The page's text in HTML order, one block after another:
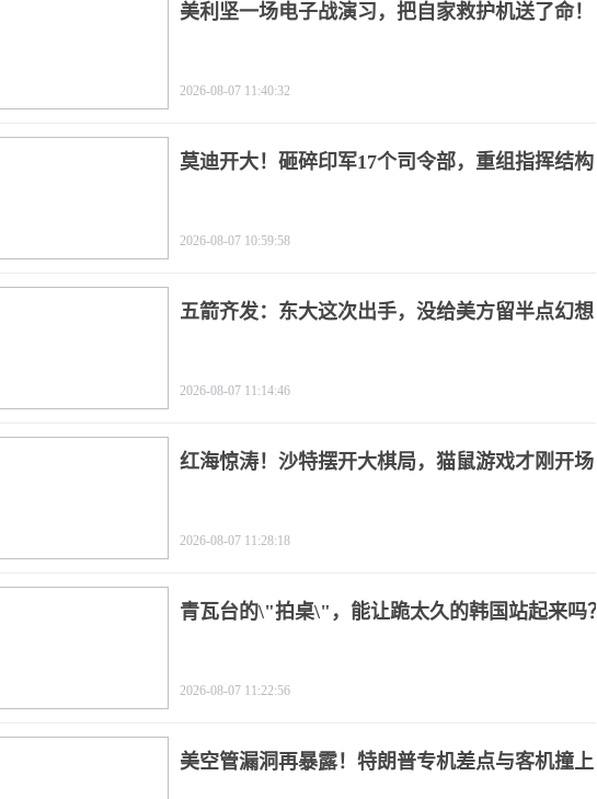
美利坚一场电子战演习，把自家救护机送了命！
2026-08-07 11:40:32
莫迪开大！砸碎印军17个司令部，重组指挥结构
2026-08-07 10:59:58
五箭齐发：东大这次出手，没给美方留半点幻想
2026-08-07 11:14:46
红海惊涛！沙特摆开大棋局，猫鼠游戏才刚开场
2026-08-07 11:28:18
青瓦台的\"拍桌\"，能让跪太久的韩国站起来吗？
2026-08-07 11:22:56
美空管漏洞再暴露！特朗普专机差点与客机撞上